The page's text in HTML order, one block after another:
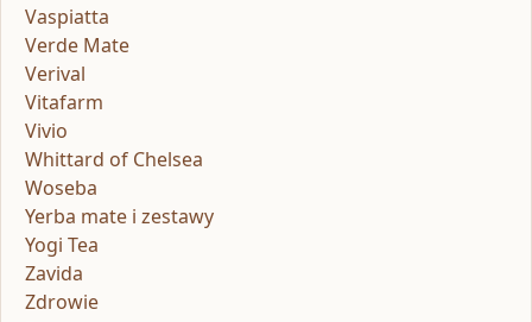
Vaspiatta
Verde Mate
Verival
Vitafarm
Vivio
Whittard of Chelsea
Woseba
Yerba mate i zestawy
Yogi Tea
Zavida
Zdrowie